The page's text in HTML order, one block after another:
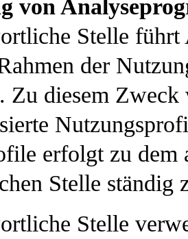
von
Stelle führt
der
Zu diesem Zweck
erfolgt zu
Stelle ständig
Stelle